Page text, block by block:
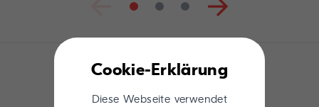
Sie möchten mehr
Cookie-Erklärung
Diese Webseite verwendet